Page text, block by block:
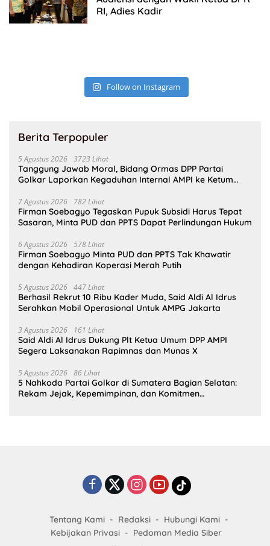
RI, Adies Kadir
Follow on Instagram
Berita Terpopuler
5 Agustus 2026 3723 Lihat
Tanggung Jawab Moral, Bidang Ormas DPP Partai
Golkar Laporkan Kegaduhan Internal AMPI ke Ketum
7 Agustus 2026 782 Lihat
Firman Soebagyo Tegaskan Pupuk Subsidi Harus Tepat
Sasaran, Minta PUD dan PPTS Dapat Perlindungan Hukum
6 Agustus 2026 578 Lihat
Firman Soebagyo Minta PUD dan PPTS Tak Khawatir
dengan Kehadiran Koperasi Merah Putih
5 Agustus 2026 447 Lihat
Berhasil Rekrut 10 Ribu Kader Muda, Said Aldi Al Idrus
Serahkan Mobil Operasional Untuk AMPG Jakarta
3 Agustus 2026 161 Lihat
Said Aldi Al Idrus Dukung Plt Ketua Umum DPP AMPI
Segera Laksanakan Rapimnas dan Munas X
5 Agustus 2026 86 Lihat
5 Nahkoda Partai Golkar di Sumatera Bagian Selatan:
Rekam Jejak, Kepemimpinan, dan Komitmen
Tentang Kami Redaksi
Hubungi Kami
Kebijakan Privasi
Pedoman Media Siber